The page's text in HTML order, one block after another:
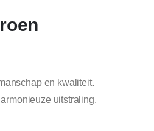
en kwaliteit.
uitstraling,